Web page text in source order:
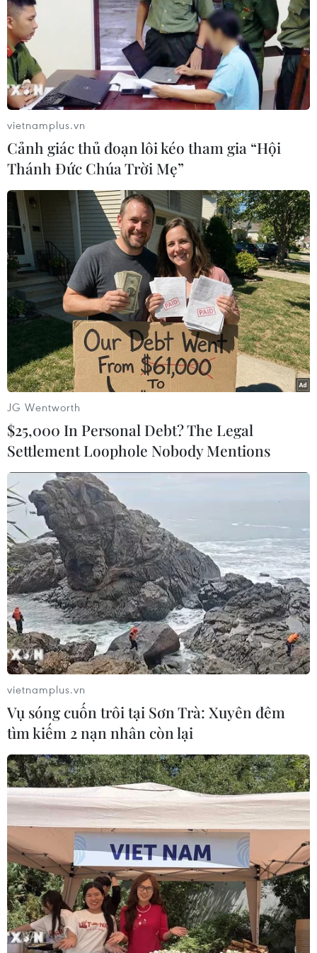
chủ động thông tin, truyền thông nhanh chóng,
kịp thời, chính xác về các vụ việc bảo hộ công
dân bằng nhiều hình thức, đặc biệt các vụ việc
được dư luận quan tâm./.
#Bộ Ngoại giao
#Người Việt Nam ở nước ngoài
Theo dõi VietnamPlus
TIN LIÊN QUAN
Cơ quan đại diện Việt Nam ở nước ngoài
gắn kết kiều bào phát triển đất nước
16/12/2023 12:27
Kết luận số 12 đã nâng cao hơn nữa nhận thức và sự
quan tâm của cả xã hội về vai trò của cộng đồng người
vietnamplus.vn
Cảnh giác thủ đoạn lôi kéo tham gia “Hội
Thánh Đức Chúa Trời Mẹ”
JG Wentworth
$25,000 In Personal Debt? The Legal
Settlement Loophole Nobody Mentions
vietnamplus.vn
Vụ sóng cuốn trôi tại Sơn Trà: Xuyên đêm
tìm kiếm 2 nạn nhân còn lại